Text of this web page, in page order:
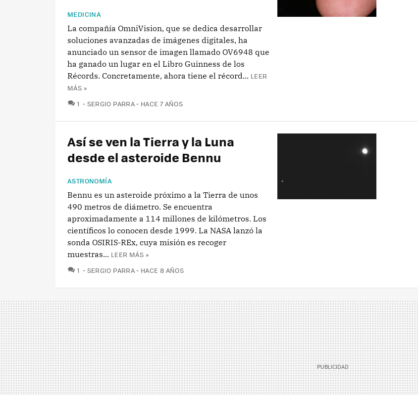
MEDICINA
La compañía OmniVision, que se dedica desarrollar
soluciones avanzadas de imágenes digitales, ha
anunciado un sensor de imagen llamado OV6948 que
ha ganado un lugar en el Libro Guinness de los
Récords. Concretamente, ahora tiene el récord... LEER
MÁS »
1 COMENTARIOS
SERGIO PARRA HACE 7 AÑOS
Así se ven la Tierra y la Luna
desde el asteroide Bennu
ASTRONOMÍA
Bennu es un asteroide próximo a la Tierra de unos
490 metros de diámetro. Se encuentra
aproximadamente a 114 millones de kilómetros. Los
científicos lo conocen desde 1999. La NASA lanzó la
sonda OSIRIS-REx, cuya misión es recoger
muestras... LEER MÁS »
1 COMENTARIOS
SERGIO PARRA HACE 8 AÑOS